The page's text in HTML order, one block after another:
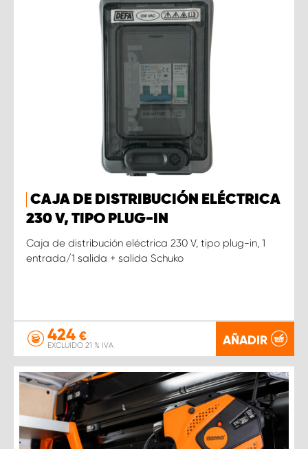
CAJA DE DISTRIBUCIÓN ELÉCTRICA
230 V, TIPO PLUG-IN
Caja de distribución eléctrica 230 V, tipo plug-in, 1
entrada/1 salida + salida Schuko
424 €
EXCLUIDO 21 % IVA AÑADIR